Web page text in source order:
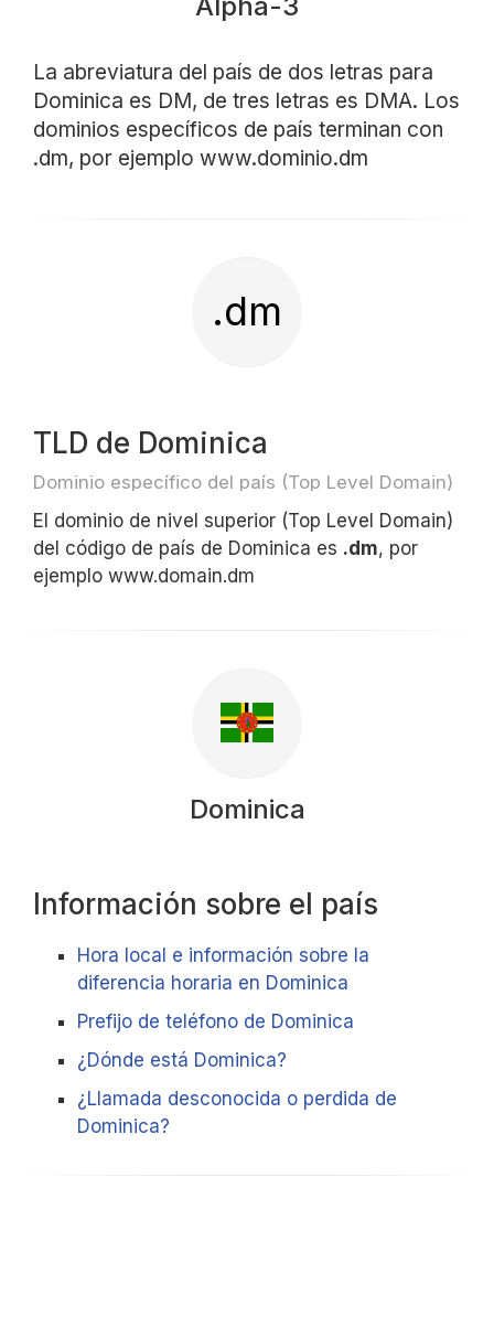
La abreviatura del país de dos letras para
Dominica es DM, de tres letras es DMA. Los
dominios específicos de país terminan con
.dm, por ejemplo www.dominio.dm
.dm
TLD de Dominica
Dominio específico del país (Top Level Domain)
El dominio de nivel superior (Top Level Domain)
del código de país de Dominica es .dm, por
ejemplo www.domain.dm
Dominica
Información sobre el país
Hora local e información sobre la
diferencia horaria en Dominica
Prefijo de teléfono de Dominica
¿Dónde está Dominica?
¿Llamada desconocida o perdida de
Dominica?